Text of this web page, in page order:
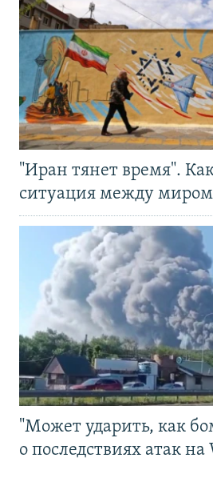
"Иран тянет время".
ситуация между
"Может ударить, как
о последствиях атак